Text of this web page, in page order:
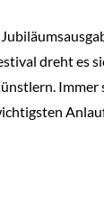
dreht es